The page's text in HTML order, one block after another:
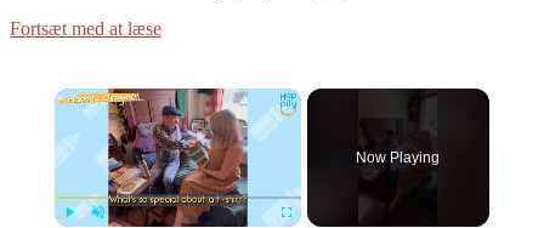
Fortsæt med at læse
×
Now Playing